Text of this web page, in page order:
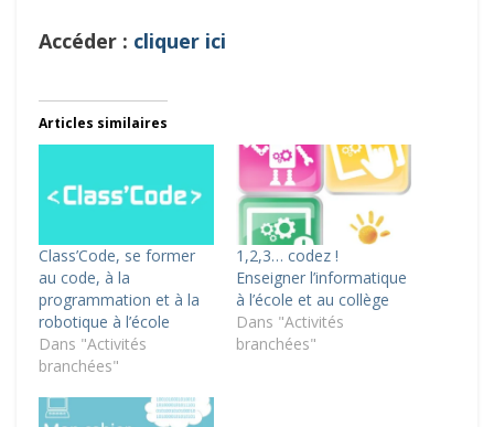
Accéder : cliquer ici
Articles similaires
Class’Code, se former
au code, à la
programmation et à la
robotique à l’école
Dans "Activités
branchées"
1,2,3… codez !
Enseigner l’informatique
à l’école et au collège
Dans "Activités
branchées"